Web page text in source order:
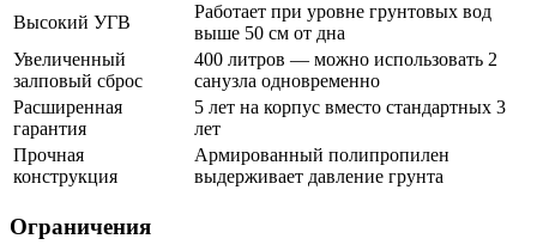
Высокий УГВ
Работает при уровне грунтовых вод
выше 50 см от дна
Увеличенный
залповый сброс
400 литров — можно использовать 2
санузла одновременно
Расширенная
гарантия
5 лет на корпус вместо стандартных 3
лет
Прочная
конструкция
Армированный полипропилен
выдерживает давление грунта
Ограничения